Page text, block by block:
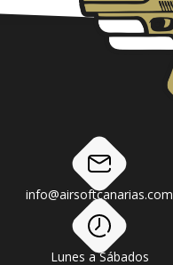
info@airsoftcanarias.com
Lunes a Sábados